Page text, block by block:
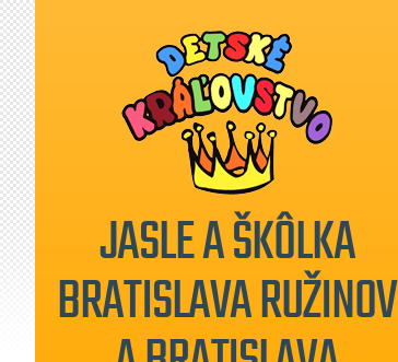
JASLE A ŠKÔLKA
BRATISLAVA RUŽINOV